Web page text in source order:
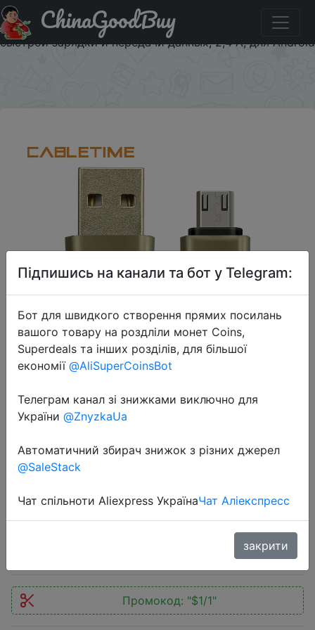
Паридбати з промокодом $1/1 Кабель Micro USB
CABLETIME N236, металлический USB кабель для
быстрой зарядки и передачи данных, 2,4 А, для Android
ChinaGoodBuy
2021-03-18
N236, металлический USB кабель
для быстрой зарядки и передачи
данных, 2,4 А, для Android
Промокод: "$1/1"
Підпишись на канали та бот у Telegram:
Бот для швидкого створення прямих посилань
вашого товару на роздліли монет Coins,
Superdeals та інших розділів, для більшої
економії @AliSuperCoinsBot
Телеграм канал зі знижками виключно для
України @ZnyzkaUa
Автоматичний збирач знижок з різних джерел
@SaleStack
Чат спільноти Aliexpress УкраїнаЧат Аліекспресс
закрити